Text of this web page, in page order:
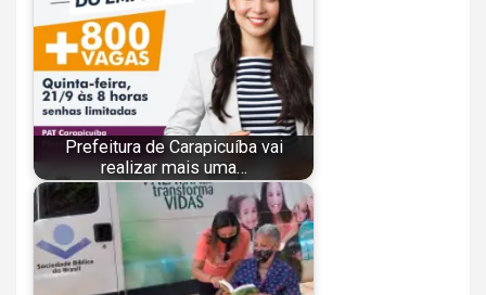
Prefeitura de Carapicuíba vai
realizar mais uma…